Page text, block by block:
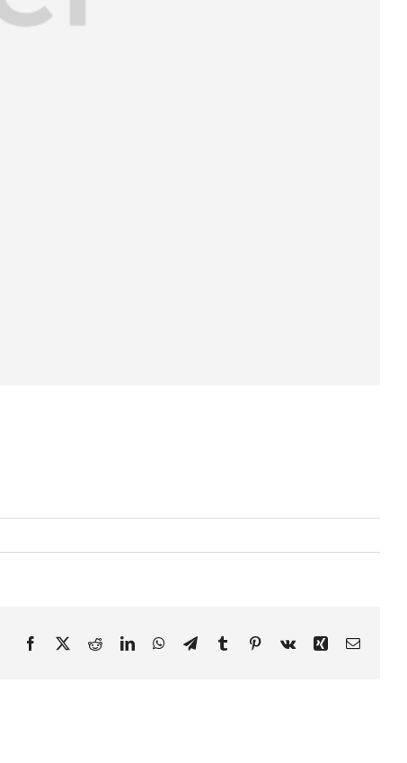
Facebook
X RedditLinkedInWhatsApp
TelegramTumblrPinterest
Vk Xing E-